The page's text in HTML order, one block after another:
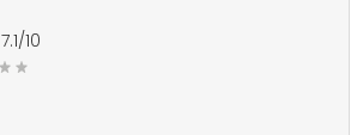
7.1/10